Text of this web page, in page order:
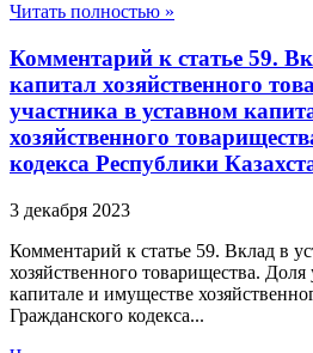
Читать полностью »
Комментарий к статье 59.
капитал хозяйственного
участника в уставном
хозяйственного
кодекса Республики
3 декабря 2023
Комментарий к статье 59. Вклад в
хозяйственного товарищества.
капитале и имуществе
Гражданского кодекса...